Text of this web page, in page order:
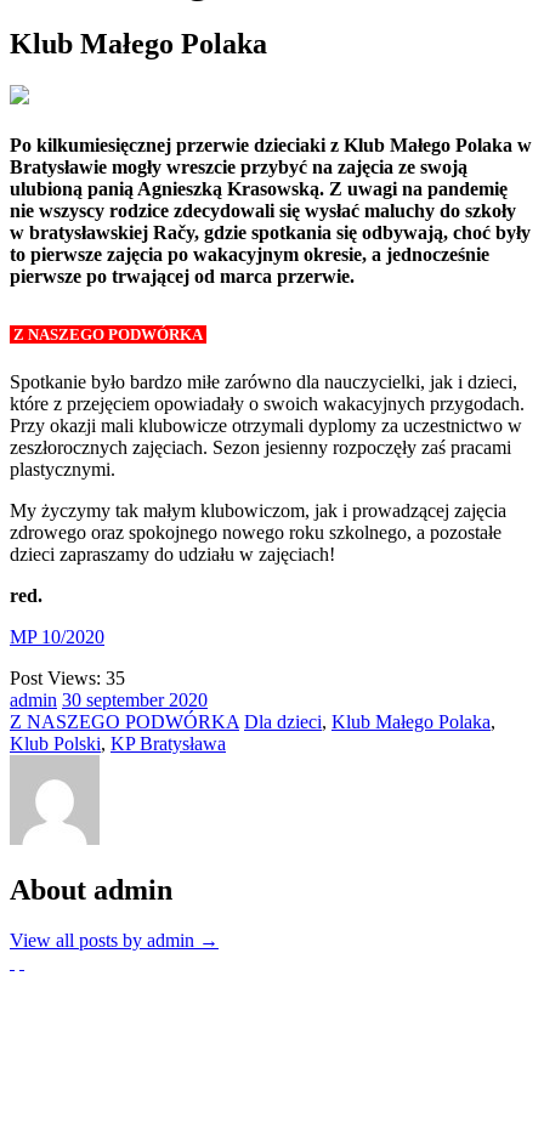
Klub Małego Polaka
Po kilkumiesięcznej przerwie dzieciaki z Klub Małego Polaka w
Bratysławie mogły wreszcie przybyć na zajęcia ze swoją
ulubioną panią Agnieszką Krasowską. Z uwagi na pandemię
nie wszyscy rodzice zdecydowali się wysłać maluchy do szkoły
w bratysławskiej Račy, gdzie spotkania się odbywają, choć były
to pierwsze zajęcia po wakacyjnym okresie, a jednocześnie
pierwsze po trwającej od marca przerwie.
Z NASZEGO PODWÓRKA
Spotkanie było bardzo miłe zarówno dla nauczycielki, jak i dzieci,
które z przejęciem opowiadały o swoich wakacyjnych przygodach.
Przy okazji mali klubowicze otrzymali dyplomy za uczestnictwo w
zeszłorocznych zajęciach. Sezon jesienny rozpoczęły zaś pracami
plastycznymi.
My życzymy tak małym klubowiczom, jak i prowadzącej zajęcia
zdrowego oraz spokojnego nowego roku szkolnego, a pozostałe
dzieci zapraszamy do udziału w zajęciach!
red.
MP 10/2020
Post Views: 35
admin 30 september 2020
Z NASZEGO PODWÓRKA Dla dzieci, Klub Małego Polaka,
Klub Polski, KP Bratysława
About admin
View all posts by admin →